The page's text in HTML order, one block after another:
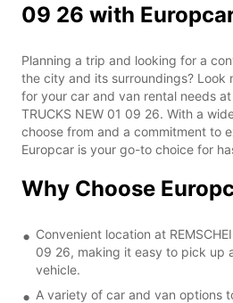
09 26 with
Planning a trip and looking for a
the city and its surroundings? Look
for your car and van rental needs at
TRUCKS NEW 01 09 26. With a
choose from and a commitment to
Europcar is your go-to choice for
Why Choose
Convenient location at
09 26, making it easy to pick up
vehicle.
A variety of car and van options